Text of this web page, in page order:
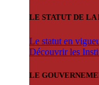
LE STATUT DE LA
Le statut en
Découvrir les
LE